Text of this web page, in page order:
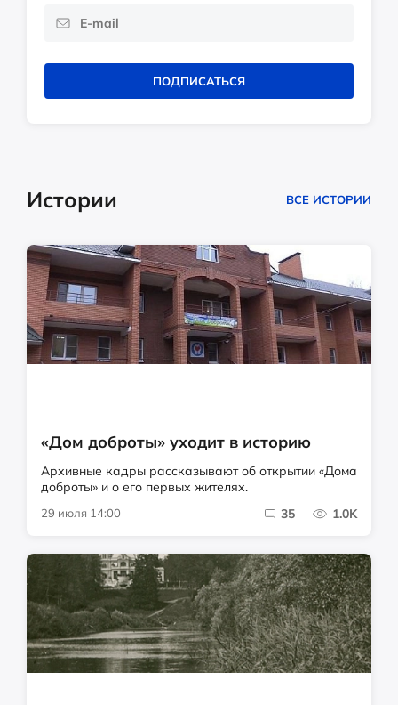
ПОДПИСАТЬСЯ
Истории ВСЕ ИСТОРИИ
«Дом доброты» уходит в историю
Архивные кадры рассказывают об открытии «Дома
доброты» и о его первых жителях.
29 июля 14:00 35 1.0K